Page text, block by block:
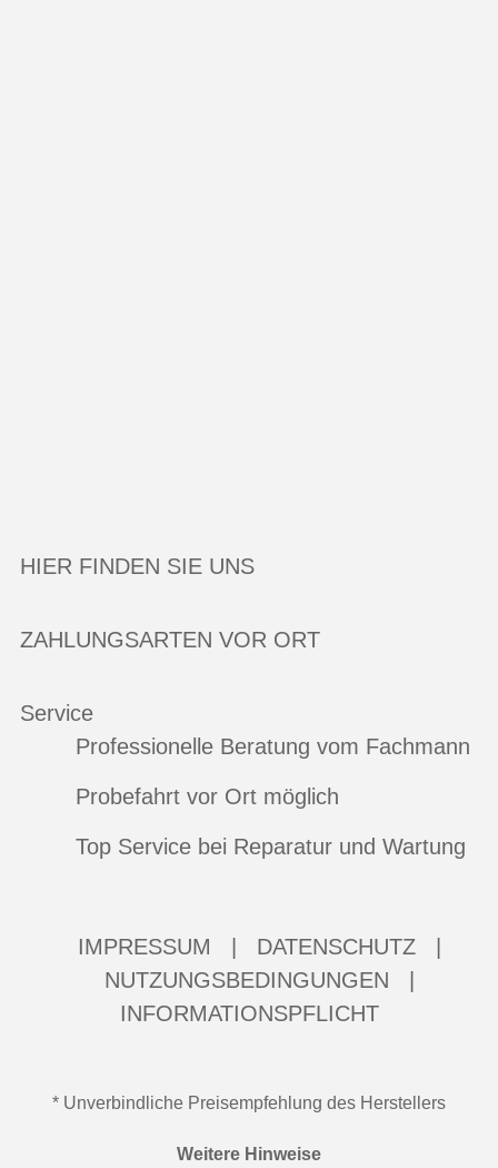
HIER FINDEN SIE UNS
ZAHLUNGSARTEN VOR ORT
Service
Professionelle Beratung vom Fachmann
Probefahrt vor Ort möglich
Top Service bei Reparatur und Wartung
IMPRESSUM DATENSCHUTZ
NUTZUNGSBEDINGUNGEN
INFORMATIONSPFLICHT
* Unverbindliche Preisempfehlung des Herstellers
Weitere Hinweise